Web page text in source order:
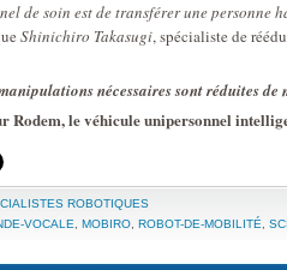
de soin est de transférer une personne
Shinichiro Takasugi, spécialiste de
nécessaires sont réduites de
Rodem, le véhicule unipersonnel
ROBOTIQUES
VOCALE MOBIRO ROBOT-DE-MOBILITÉ